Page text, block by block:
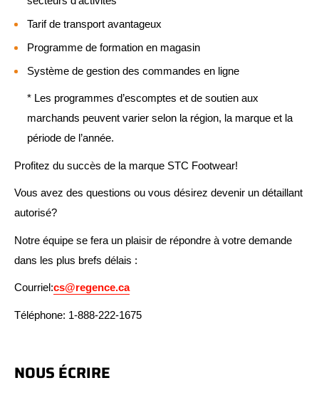
Tarif de transport avantageux
Programme de formation en magasin
Système de gestion des commandes en ligne
* Les programmes d’escomptes et de soutien aux
marchands peuvent varier selon la région, la marque et la
période de l’année.
Profitez du succès de la marque STC Footwear!
Vous avez des questions ou vous désirez devenir un détaillant
autorisé?
Notre équipe se fera un plaisir de répondre à votre demande
dans les plus brefs délais :
Courriel:cs@regence.ca
Téléphone: 1-888-222-1675
NOUS ÉCRIRE